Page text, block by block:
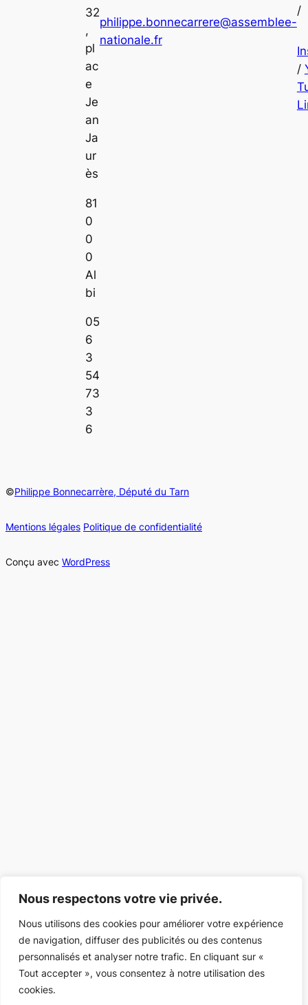
Nous respectons votre vie privée.
Nous utilisons des cookies pour améliorer votre expérience
de navigation, diffuser des publicités ou des contenus
personnalisés et analyser notre trafic. En cliquant sur «
Tout accepter », vous consentez à notre utilisation des
cookies.
32
,
pl
ac
e
Je
an
Ja
ur
ès
81
0
0
0
Al
bi
05
6
3
54
73
3
6
philippe.bonnecarrere@assemblee-
nationale.fr
/
/
©Philippe Bonnecarrère, Député du Tarn
Mentions légales Politique de confidentialité
Conçu avec WordPress